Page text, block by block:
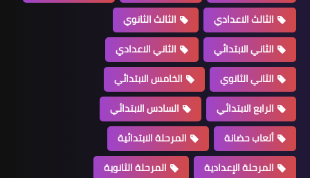
الثالث الاعدادي
الثالث الثانوي
الثاني الابتدائي
الثاني الاعدادي
الثاني الثانوي
الخامس الابتدائي
الرابع الابتدائي
السادس الابتدائي
ألعاب حضانة
المرحلة الابتدائية
المرحلة الإعدادية
المرحلة الثانوية